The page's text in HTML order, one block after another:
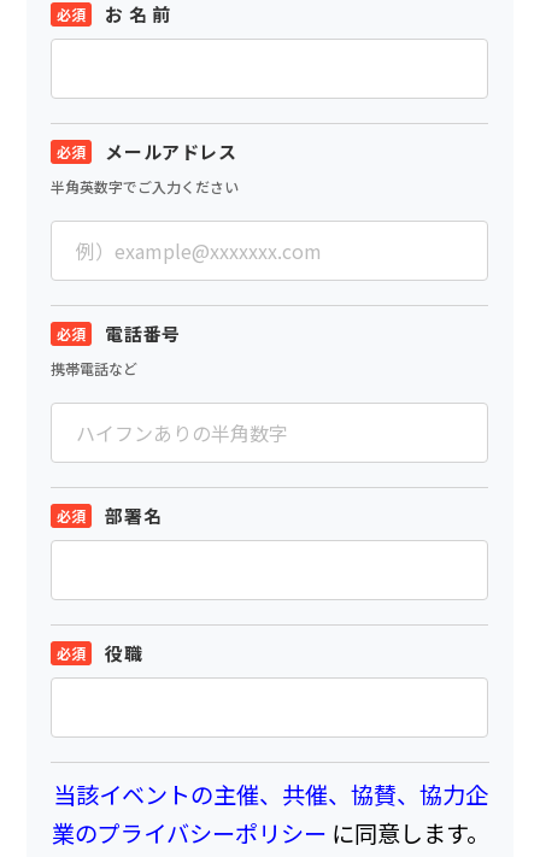
お 名 前
メールアドレス
半角英数字でご入力ください
電話番号
携帯電話など
部署名
役職
当該イベントの主催、共催、協賛、協力企
業のプライバシーポリシー に同意します。